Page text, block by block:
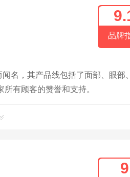
品牌
名，其产品线包括了面部、眼部
有顾客的赞誉和支持。
9